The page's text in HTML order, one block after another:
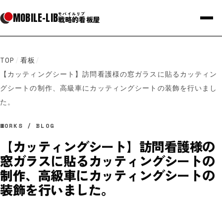
MOBILE-LIBモバイルリブ
戦略的看板屋
TOP / 看板 /
【カッティングシート】訪問看護様の窓ガラスに貼るカッティン
グシートの制作、高級車にカッティングシートの装飾を行いまし
た。
WORKS / BLOG
【カッティングシート】訪問看護様の
窓ガラスに貼るカッティングシートの
制作、高級車にカッティングシートの
装飾を行いました。